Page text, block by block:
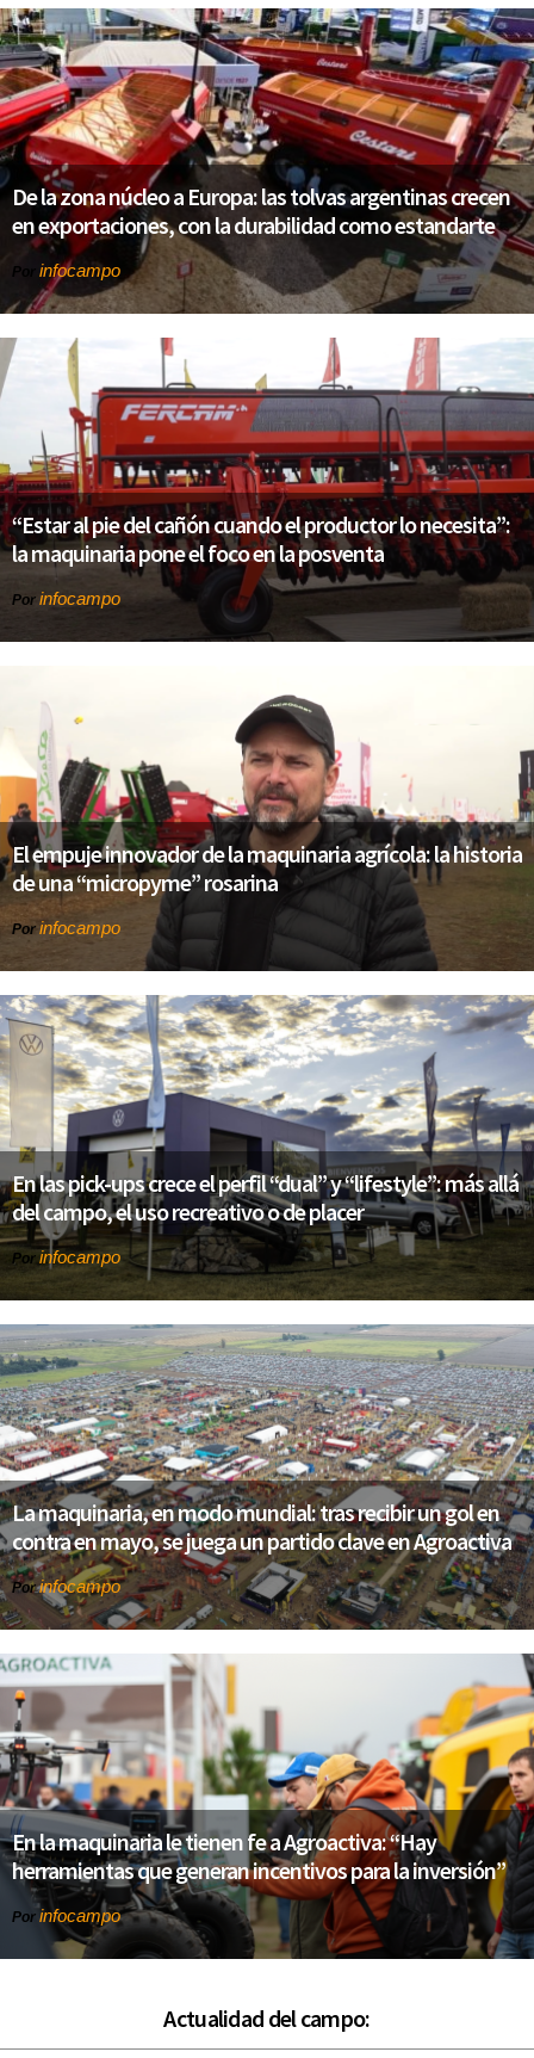
De la zona núcleo a Europa: las tolvas argentinas crecen
en exportaciones, con la durabilidad como estandarte
Por infocampo
“Estar al pie del cañón cuando el productor lo necesita”:
la maquinaria pone el foco en la posventa
Por infocampo
El empuje innovador de la maquinaria agrícola: la historia
de una “micropyme” rosarina
Por infocampo
En las pick-ups crece el perfil “dual” y “lifestyle”: más allá
del campo, el uso recreativo o de placer
Por infocampo
La maquinaria, en modo mundial: tras recibir un gol en
contra en mayo, se juega un partido clave en Agroactiva
Porinfocampo
En la maquinaria le tienen fe a Agroactiva: “Hay
herramientas que generan incentivos para la inversión”
Por infocampo
Actualidad del campo: